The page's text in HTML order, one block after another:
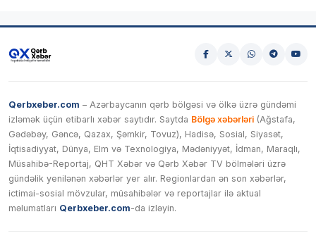
Qerbxeber.com – Azərbaycanın qərb bölgəsi və ölkə üzrə gündəmi
izləmək üçün etibarlı xəbər saytıdır. Saytda Bölgə xəbərləri (Ağstafa,
Gədəbəy, Gəncə, Qazax, Şəmkir, Tovuz), Hadisə, Sosial, Siyasət,
İqtisadiyyat, Dünya, Elm və Texnologiya, Mədəniyyət, İdman, Maraqlı,
Müsahibə-Reportaj, QHT Xəbər və Qərb Xəbər TV bölmələri üzrə
gündəlik yenilənən xəbərlər yer alır. Regionlardan ən son xəbərlər,
ictimai-sosial mövzular, müsahibələr və reportajlar ilə aktual
məlumatları Qerbxeber.com-da izləyin.